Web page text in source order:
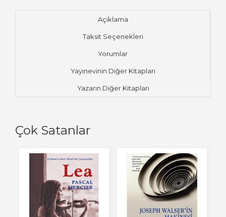
Açıklama
Taksit Seçenekleri
Yorumlar
Yayınevinin Diğer Kitapları
Yazarın Diğer Kitapları
Çok Satanlar